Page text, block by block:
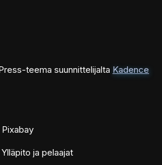
teema suunnittelijalta Kadence
ja pelaajat